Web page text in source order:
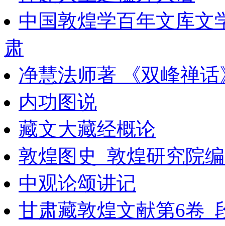
中国敦煌学百年文库文
肃
净慧法师著 《双峰禅话
内功图说
藏文大藏经概论
敦煌图史_敦煌研究院
中观论颂讲记
甘肃藏敦煌文献第6卷_